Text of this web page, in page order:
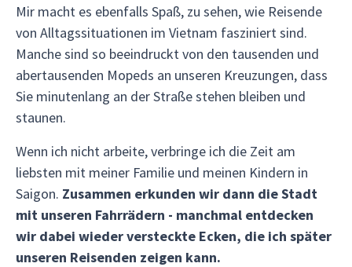
Mir macht es ebenfalls Spaß, zu sehen, wie Reisende
von Alltagssituationen im Vietnam fasziniert sind.
Manche sind so beeindruckt von den tausenden und
abertausenden Mopeds an unseren Kreuzungen, dass
Sie minutenlang an der Straße stehen bleiben und
staunen.
Wenn ich nicht arbeite, verbringe ich die Zeit am
liebsten mit meiner Familie und meinen Kindern in
Saigon. Zusammen erkunden wir dann die Stadt
mit unseren Fahrrädern - manchmal entdecken
wir dabei wieder versteckte Ecken, die ich später
unseren Reisenden zeigen kann.